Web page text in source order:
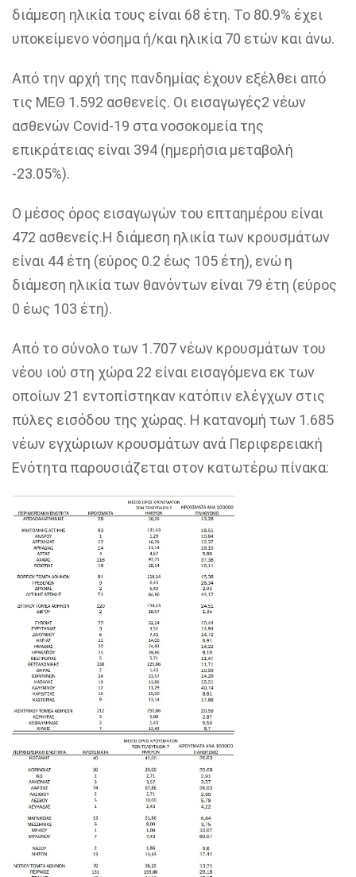
διάμεση ηλικία τους είναι 68 έτη. To 80.9% έχει
υποκείμενο νόσημα ή/και ηλικία 70 ετών και άνω.
Από την αρχή της πανδημίας έχουν εξέλθει από
τις ΜΕΘ 1.592 ασθενείς. Οι εισαγωγές2 νέων
ασθενών Covid-19 στα νοσοκομεία της
επικράτειας είναι 394 (ημερήσια μεταβολή
-23.05%).
Ο μέσος όρος εισαγωγών του επταημέρου είναι
472 ασθενείς.Η διάμεση ηλικία των κρουσμάτων
είναι 44 έτη (εύρος 0.2 έως 105 έτη), ενώ η
διάμεση ηλικία των θανόντων είναι 79 έτη (εύρος
0 έως 103 έτη).
Από το σύνολο των 1.707 νέων κρουσμάτων του
νέου ιού στη χώρα 22 είναι εισαγόμενα εκ των
οποίων 21 εντοπίστηκαν κατόπιν ελέγχων στις
πύλες εισόδου της χώρας. Η κατανομή των 1.685
νέων εγχώριων κρουσμάτων ανά Περιφερειακή
Ενότητα παρουσιάζεται στον κατωτέρω πίνακα: